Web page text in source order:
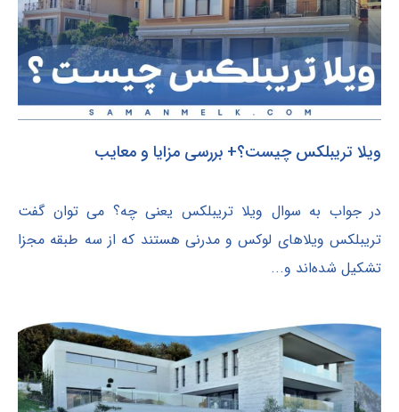
ویلا تریبلکس چیست؟+ بررسی مزایا و معایب
در جواب به سوال ویلا تریبلکس یعنی چه؟ می توان گفت
تریبلکس ویلاهای لوکس و مدرنی هستند که از سه طبقه مجزا
تشکیل شده‌اند و...